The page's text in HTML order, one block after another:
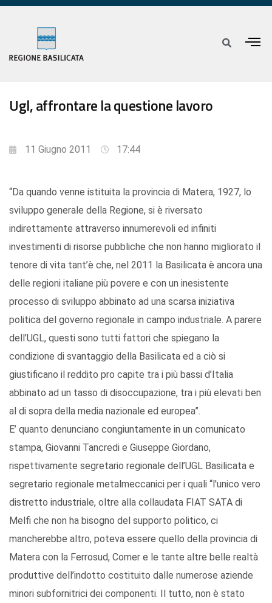
Ugl, affrontare la questione lavoro
11 Giugno 2011 17:44
“Da quando venne istituita la provincia di Matera, 1927, lo
sviluppo generale della Regione, si è riversato
indirettamente attraverso innumerevoli ed infiniti
investimenti di risorse pubbliche che non hanno migliorato il
tenore di vita tant’è che, nel 2011 la Basilicata è ancora una
delle regioni italiane più povere e con un inesistente
processo di sviluppo abbinato ad una scarsa iniziativa
politica del governo regionale in campo industriale. A parere
dell’UGL, questi sono tutti fattori che spiegano la
condizione di svantaggio della Basilicata ed a ciò si
giustificano il reddito pro capite tra i più bassi d’Italia
abbinato ad un tasso di disoccupazione, tra i più elevati ben
al di sopra della media nazionale ed europea”.
E’ quanto denunciano congiuntamente in un comunicato
stampa, Giovanni Tancredi e Giuseppe Giordano,
rispettivamente segretario regionale dell’UGL Basilicata e
segretario regionale metalmeccanici per i quali “l'unico vero
distretto industriale, oltre alla collaudata FIAT SATA di
Melfi che non ha bisogno del supporto politico, ci
mancherebbe altro, poteva essere quello della provincia di
Matera con la Ferrosud, Comer e le tante altre belle realtà
produttive dell’indotto costituito dalle numerose aziende
minori subfornitrici dei componenti. Il tutto, non è stato